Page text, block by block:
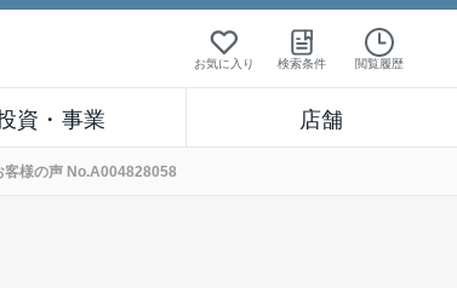
お気に入り 検索条件 閲覧履歴
資・事業 店舗
客様の声 No.A004828058